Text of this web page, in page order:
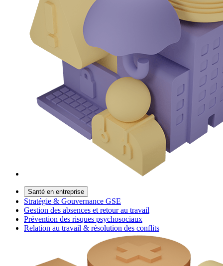
Santé en entreprise
Stratégie & Gouvernance GSE
Gestion des absences et retour au travail
Prévention des risques psychosociaux
Relation au travail & résolution des conflits